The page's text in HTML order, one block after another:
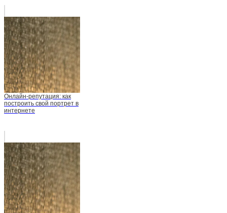
Онлайн-репутация: как
построить свой портрет в
интернете